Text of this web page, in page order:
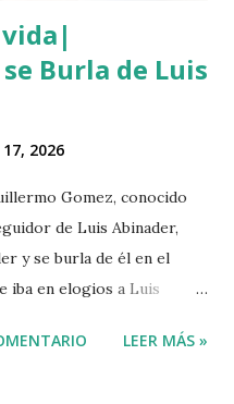
Burla de Luis
2026
Gomez, conocido
de Luis Abinader,
y se burla de él en el
iba en elogios a Luis
LEER MÁS »